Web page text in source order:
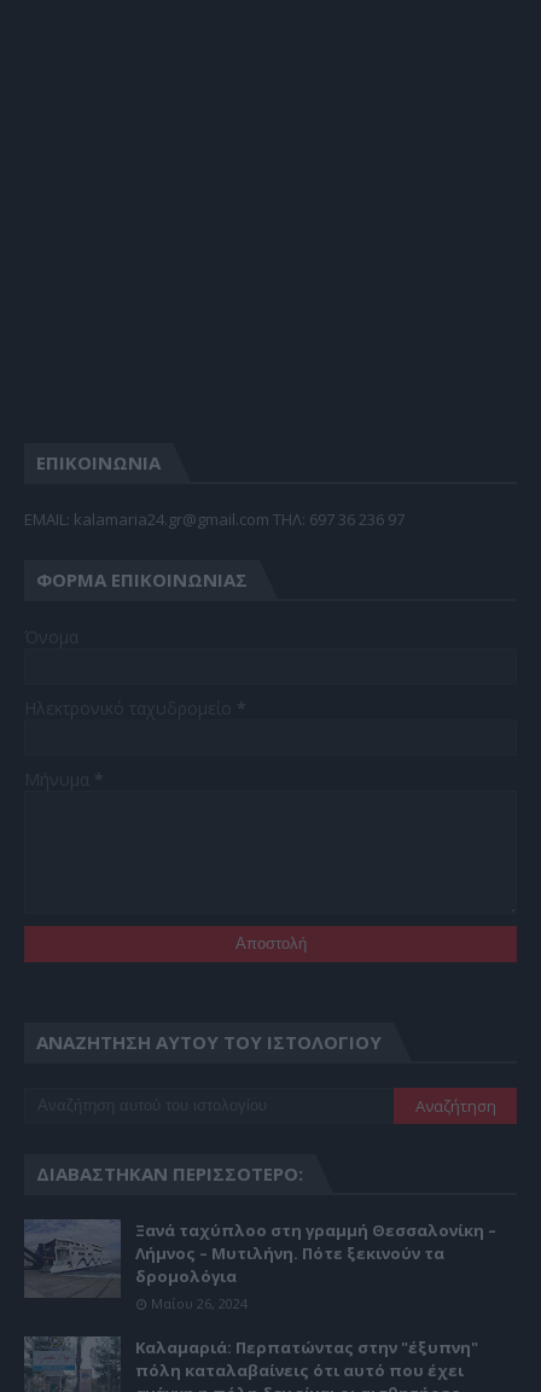
ΕΠΙΚΟΙΝΩΝΙΑ
EMAIL: kalamaria24.gr@gmail.com TΗΛ: 697 36 236 97
ΦΌΡΜΑ ΕΠΙΚΟΙΝΩΝΊΑΣ
ΑΝΑΖΉΤΗΣΗ ΑΥΤΟΎ ΤΟΥ ΙΣΤΟΛΟΓΊΟΥ
ΔΙΑΒΆΣΤΗΚΑΝ ΠΕΡΙΣΣΌΤΕΡΟ:
Ξανά ταχύπλοο στη γραμμή Θεσσαλονίκη –
Λήμνος – Μυτιλήνη. Πότε ξεκινούν τα
δρομολόγια
Μαΐου 26, 2024
Καλαμαριά: Περπατώντας στην "έξυπνη"
πόλη καταλαβαίνεις ότι αυτό που έχει